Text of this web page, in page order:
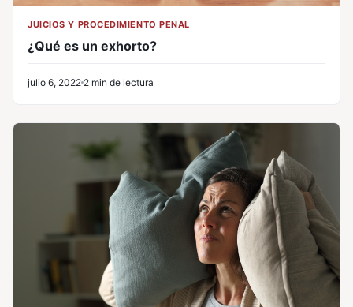
JUICIOS Y PROCEDIMIENTO PENAL
¿Qué es un exhorto?
julio 6, 2022 2 min de lectura